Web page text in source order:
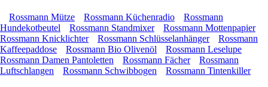
Rossmann Mütze Rossmann Küchenradio
Rossmann
Hundekotbeutel
Rossmann Standmixer
Rossmann Mottenpapier
Rossmann Knicklichter
Rossmann Schlüsselanhänger
Rossmann
Kaffeepaddose
Rossmann Bio Olivenöl
Rossmann Leselupe
Rossmann Damen Pantoletten
Rossmann Fächer
Rossmann
Luftschlangen
Rossmann Schwibbogen Rossmann Tintenkiller